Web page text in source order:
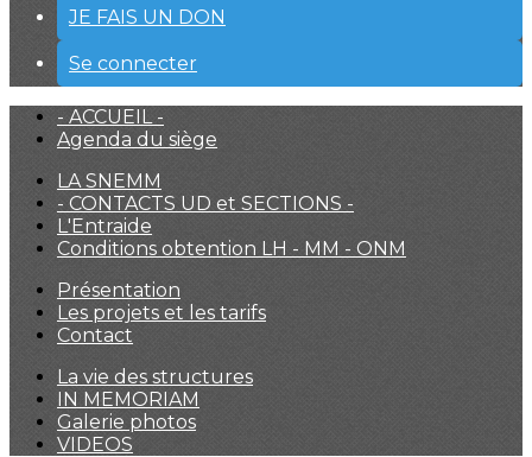
JE FAIS UN DON
Se connecter
- ACCUEIL -
Agenda du siège
LA SNEMM
- CONTACTS UD et SECTIONS -
L'Entraide
Conditions obtention LH - MM - ONM
Présentation
Les projets et les tarifs
Contact
La vie des structures
IN MEMORIAM
Galerie photos
VIDEOS